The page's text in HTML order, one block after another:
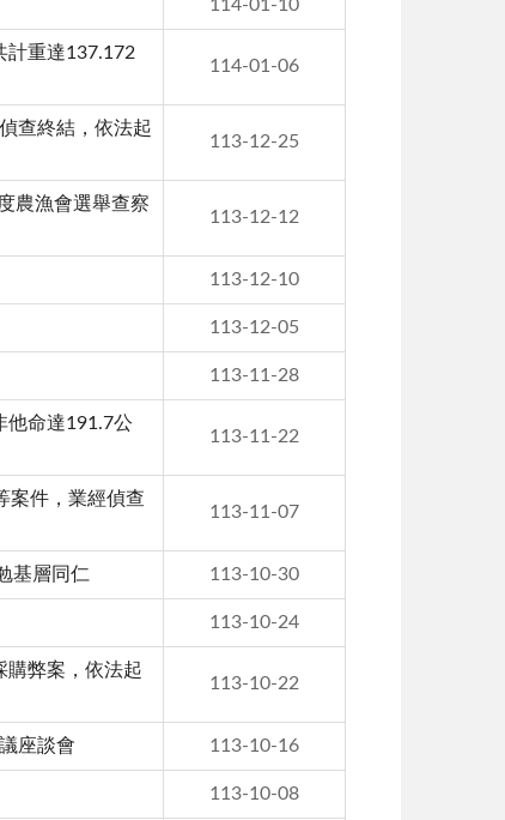
114-01-10
計重達137.172
114-01-06
查終結，依法起
113-12-25
農漁會選舉查察
113-12-12
113-12-10
113-12-05
113-11-28
他命達191.7公
113-11-22
案件，業經偵查
113-11-07
基層同仁 113-10-30
113-10-24
購弊案，依法起
113-10-22
座談會 113-10-16
113-10-08